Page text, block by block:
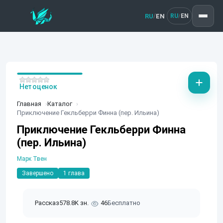
RU/EN RU/ EN
Главная
Каталог
Приключение Гекльберри Финна (пер. Ильина)
Приключение Гекльберри Финна
(пер. Ильина)
Марк Твен
Завершено 1 глава
Рассказ578.8K зн. 46Бесплатно
Нет оценок